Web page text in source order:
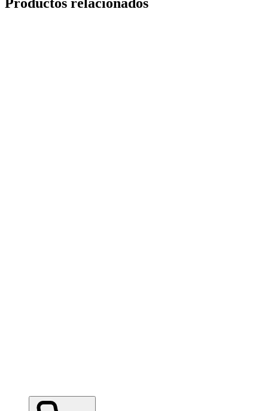
Ceramic Pro ION Base Coat